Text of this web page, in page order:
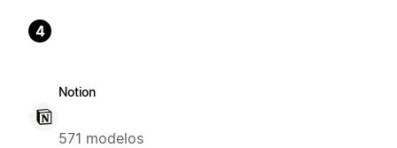
4
Notion
571 modelos